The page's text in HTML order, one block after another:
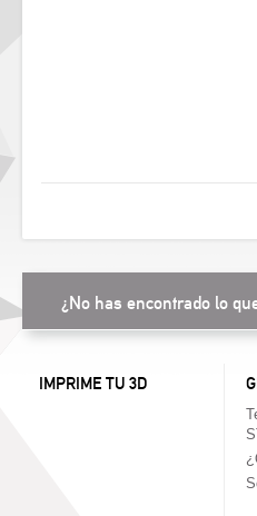
¿No has encontrado lo
IMPRIME TU 3D